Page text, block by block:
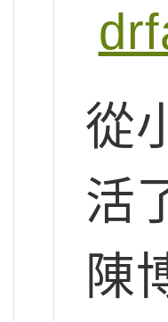
從
活
陳